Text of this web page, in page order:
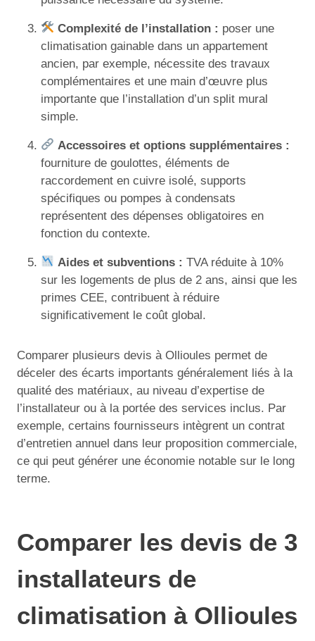
Complexité de l’installation : poser une
climatisation gainable dans un appartement
ancien, par exemple, nécessite des travaux
complémentaires et une main d’œuvre plus
importante que l’installation d’un split mural
simple.
Accessoires et options supplémentaires :
fourniture de goulottes, éléments de
raccordement en cuivre isolé, supports
spécifiques ou pompes à condensats
représentent des dépenses obligatoires en
fonction du contexte.
Aides et subventions : TVA réduite à 10%
sur les logements de plus de 2 ans, ainsi que les
primes CEE, contribuent à réduire
significativement le coût global.
Comparer plusieurs devis à Ollioules permet de
déceler des écarts importants généralement liés à la
qualité des matériaux, au niveau d’expertise de
l’installateur ou à la portée des services inclus. Par
exemple, certains fournisseurs intègrent un contrat
d’entretien annuel dans leur proposition commerciale,
ce qui peut générer une économie notable sur le long
terme.
Comparer les devis de 3
installateurs de
climatisation à Ollioules